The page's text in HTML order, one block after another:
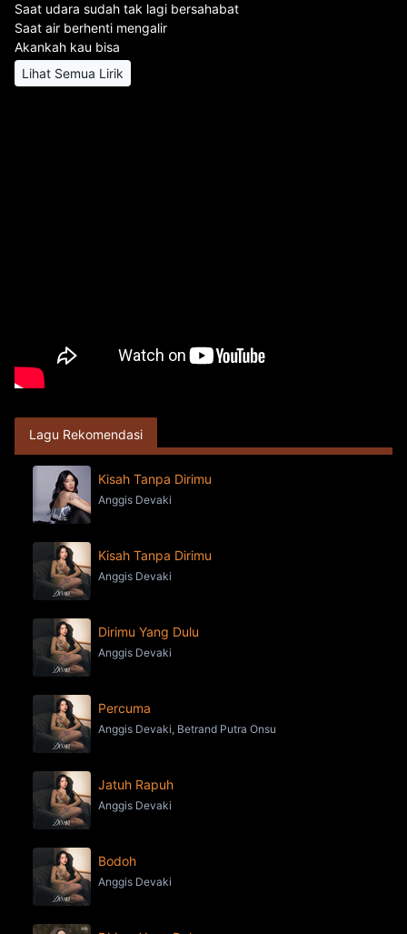
Saat udara sudah tak lagi bersahabat
Saat air berhenti mengalir
Akankah kau bisa
Lihat Semua Lirik
Lagu Rekomendasi
Kisah Tanpa Dirimu
Anggis Devaki
Kisah Tanpa Dirimu
Anggis Devaki
Dirimu Yang Dulu
Anggis Devaki
Percuma
Anggis Devaki, Betrand Putra Onsu
Jatuh Rapuh
Anggis Devaki
Bodoh
Anggis Devaki